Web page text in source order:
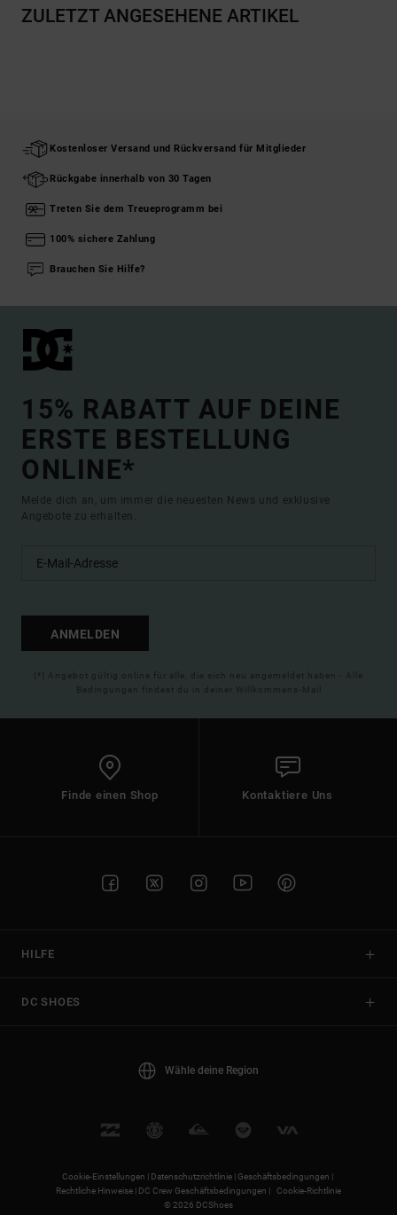
ZULETZT ANGESEHENE ARTIKEL
Kostenloser Versand und Rückversand für Mitglieder
Rückgabe innerhalb von 30 Tagen
Treten Sie dem Treueprogramm bei
100% sichere Zahlung
Brauchen Sie Hilfe?
15% RABATT AUF DEINE
ERSTE BESTELLUNG
ONLINE*
Melde dich an, um immer die neuesten News und exklusive
Angebote zu erhalten.
ANMELDEN
(*) Angebot gültig online für alle, die sich neu angemeldet haben - Alle
Bedingungen findest du in deiner Willkommens-Mail
Finde einen Shop Kontaktiere Uns
HILFE
DC SHOES
Wähle deine Region
Cookie-Einstellungen | Datenschutzrichtlinie |Geschäftsbedingungen |
Rechtliche Hinweise | DC Crew Geschäftsbedingungen |
Cookie-Richtlinie
© 2026 DCShoes